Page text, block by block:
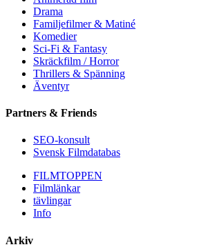
Drama
Familjefilmer & Matiné
Komedier
Sci-Fi & Fantasy
Skräckfilm / Horror
Thrillers & Spänning
Äventyr
Partners & Friends
SEO-konsult
Svensk Filmdatabas
FILMTOPPEN
Filmlänkar
tävlingar
Info
Arkiv